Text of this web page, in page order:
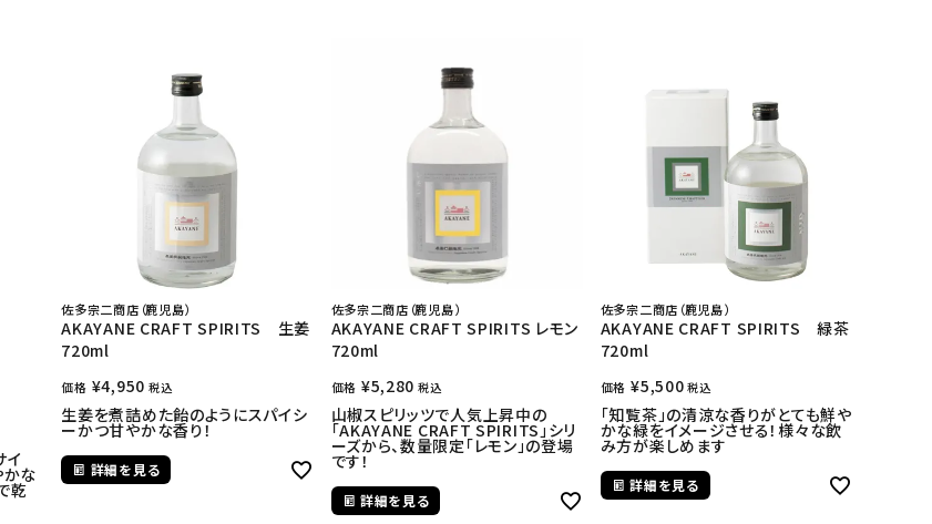
イ
かな
乾
佐多宗二商店（鹿児島）
AKAYANE CRAFT SPIRITS 生姜
720ml
価格 ¥4,950 税込
生姜を煮詰めた飴のようにスパイシ
ーかつ甘やかな香り！
詳細を見る
佐多宗二商店（鹿児島）
AKAYANE CRAFT SPIRITS レモン
720ml
価格 ¥5,280 税込
山椒スピリッツで人気上昇中の
「AKAYANE CRAFT SPIRITS」シリ
ーズから、数量限定「レモン」の登場
です！
詳細を見る
佐多宗二商店（鹿児島）
AKAYANE CRAFT SPIRITS 緑茶
720ml
価格 ¥5,500 税込
「知覧茶」の清涼な香りがとても鮮や
かな緑をイメージさせる！様々な飲
み方が楽しめます
詳細を見る